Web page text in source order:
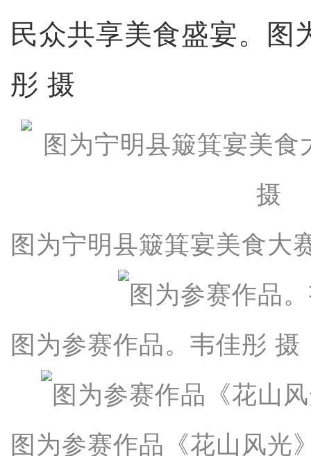
民众共享美食盛宴。图
彤 摄
图为宁明县簸箕宴美食大
图为参赛作品。韦佳彤 摄
图为参赛作品《花山风光